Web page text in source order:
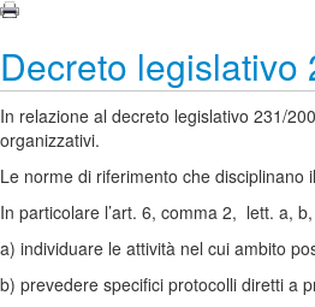
Decreto
In relazione al decreto legislativo 231/
organizzativi.
Le norme di riferimento che
In particolare l’art. 6, comma 2, lett. a,
a) individuare le attività nel cui ambito
b) prevedere specifici protocolli diretti a